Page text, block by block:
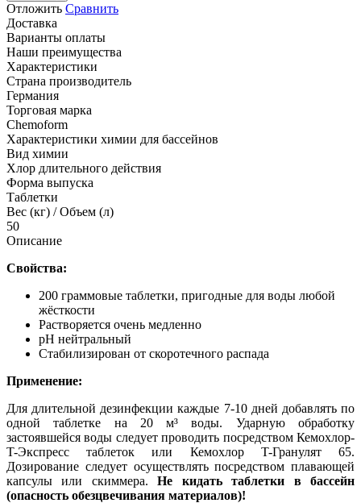
Отложить Сравнить
Доставка
Варианты оплаты
Наши преимущества
Характеристики
Страна производитель
Германия
Торговая марка
Chemoform
Характеристики химии для бассейнов
Вид химии
Хлор длительного действия
Форма выпуска
Таблетки
Вес (кг) / Объем (л)
50
Описание
Свойства:
200 граммовые таблетки, пригодные для воды любой
жёсткости
Растворяется очень медленно
рН нейтральный
Стабилизирован от скоротечного распада
Применение:
Для длительной дезинфекции каждые 7-10 дней добавлять по
одной таблетке на 20 м³ воды. Ударную обработку
застоявшейся воды следует проводить посредством Кемохлор-
T-Экспресс таблеток или Кемохлор T-Гранулят 65.
Дозирование следует осуществлять посредством плавающей
капсулы или скиммера.Не кидать таблетки в бассейн
(опасность обезцвечивания материалов)!